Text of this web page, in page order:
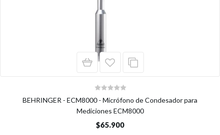
BEHRINGER - ECM8000 - Micrófono de Condesador para
Mediciones ECM8000
$65.900